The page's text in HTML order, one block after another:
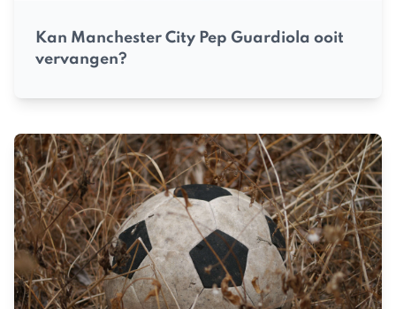
Kan Manchester City Pep Guardiola ooit
vervangen?